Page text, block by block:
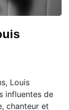
Louis
influentes de
chanteur et